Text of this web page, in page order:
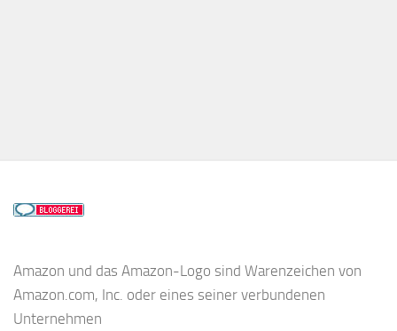
Amazon und das Amazon-Logo sind Warenzeichen von
Amazon.com, Inc. oder eines seiner verbundenen
Unternehmen